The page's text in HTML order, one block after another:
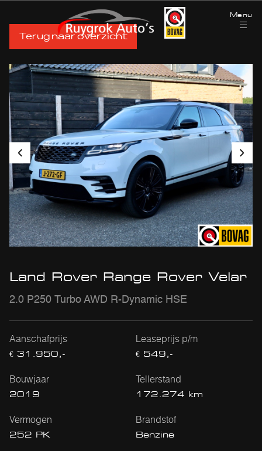
Menu
Terug naar overzicht
Land Rover Range Rover Velar
2.0 P250 Turbo AWD R-Dynamic HSE
Aanschafprijs
€ 31.950,-
Leaseprijs p/m
€ 549,-
Bouwjaar
2019
Tellerstand
172.274 km
Vermogen
252 PK
Brandstof
Benzine